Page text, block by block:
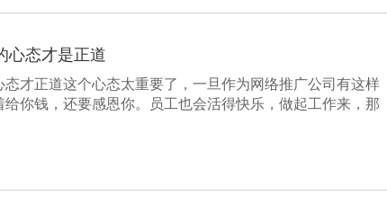
心态才是正道
才正道这个心态太重要了，一旦作为网络推广公司有这样
你钱，还要感恩你。员工也会活得快乐，做起工作来，那